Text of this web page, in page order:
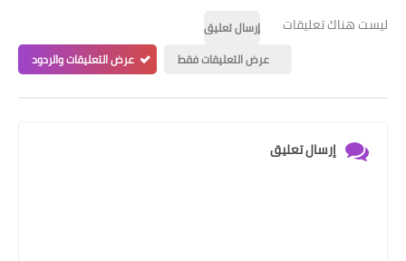
ليست هناك تعليقات
إرسال تعليق
عرض التعليقات فقط
عرض التعليقات والردود
إرسال تعليق